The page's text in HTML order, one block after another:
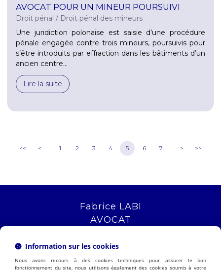
AVOCAT POUR UN MINEUR POURSUIVI
Droit pénal / Droit pénal des mineurs
Une juridiction polonaise est saisie d’une procédure
pénale engagée contre trois mineurs, poursuivis pour
s’être introduits par effraction dans les bâtiments d’un
ancien centre...
Lire la suite
<< < 1 2 3 4 5 6 7 > >>
Fabrice LABI
AVOCAT
13006 MARSEILLE
NOUS LOCALISER
Information sur les cookies
Nous avons recours à des cookies techniques pour assurer le bon
fonctionnement du site, nous utilisons également des cookies soumis à votre